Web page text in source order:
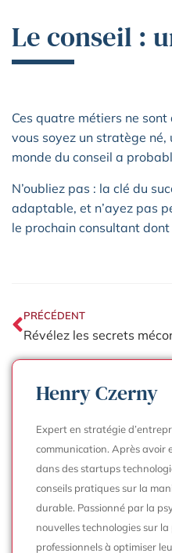
Le conseil :
Ces quatre métiers ne
vous soyez un stratège né,
monde du conseil a
N’oubliez pas : la clé du
adaptable, et n’ayez pas
le prochain consultant
PRÉCÉDENT
Henry Czerny
Expert en stratégie
communication. Après avoir
dans des startups
conseils pratiques sur la
durable. Passionné par la
nouvelles technologies sur
professionnels à optimiser